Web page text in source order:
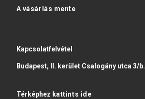
A vásárlás mente
Kapcsolatfelvétel
Budapest, II. kerület Csalogány utca 3/b.
Térképhez kattints ide